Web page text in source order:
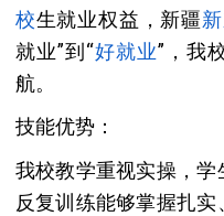
校生就业权益，新疆
就业”到“好就业”，我
航。
技能优势：
我校教学重视实操，
反复训练能够掌握扎实